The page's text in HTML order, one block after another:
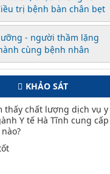
trị bệnh bàn chân bẹt
- người thầm lặng
cùng bệnh nhân
KHẢO SÁT
thấy chất lượng dịch vụ y
Y tế Hà Tĩnh cung cấp